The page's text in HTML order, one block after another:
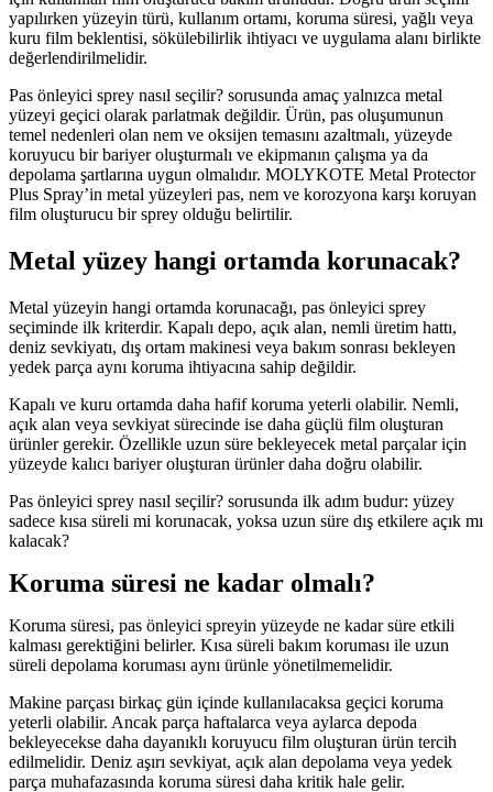
yapılırken yüzeyin türü, kullanım ortamı, koruma süresi, yağlı veya
kuru film beklentisi, sökülebilirlik ihtiyacı ve uygulama alanı birlikte
değerlendirilmelidir.
Pas önleyici sprey nasıl seçilir? sorusunda amaç yalnızca metal
yüzeyi geçici olarak parlatmak değildir. Ürün, pas oluşumunun
temel nedenleri olan nem ve oksijen temasını azaltmalı, yüzeyde
koruyucu bir bariyer oluşturmalı ve ekipmanın çalışma ya da
depolama şartlarına uygun olmalıdır. MOLYKOTE Metal Protector
Plus Spray’in metal yüzeyleri pas, nem ve korozyona karşı koruyan
film oluşturucu bir sprey olduğu belirtilir.
Metal yüzey hangi ortamda korunacak?
Metal yüzeyin hangi ortamda korunacağı, pas önleyici sprey
seçiminde ilk kriterdir. Kapalı depo, açık alan, nemli üretim hattı,
deniz sevkiyatı, dış ortam makinesi veya bakım sonrası bekleyen
yedek parça aynı koruma ihtiyacına sahip değildir.
Kapalı ve kuru ortamda daha hafif koruma yeterli olabilir. Nemli,
açık alan veya sevkiyat sürecinde ise daha güçlü film oluşturan
ürünler gerekir. Özellikle uzun süre bekleyecek metal parçalar için
yüzeyde kalıcı bariyer oluşturan ürünler daha doğru olabilir.
Pas önleyici sprey nasıl seçilir? sorusunda ilk adım budur: yüzey
sadece kısa süreli mi korunacak, yoksa uzun süre dış etkilere açık mı
kalacak?
Koruma süresi ne kadar olmalı?
Koruma süresi, pas önleyici spreyin yüzeyde ne kadar süre etkili
kalması gerektiğini belirler. Kısa süreli bakım koruması ile uzun
süreli depolama koruması aynı ürünle yönetilmemelidir.
Makine parçası birkaç gün içinde kullanılacaksa geçici koruma
yeterli olabilir. Ancak parça haftalarca veya aylarca depoda
bekleyecekse daha dayanıklı koruyucu film oluşturan ürün tercih
edilmelidir. Deniz aşırı sevkiyat, açık alan depolama veya yedek
parça muhafazasında koruma süresi daha kritik hale gelir.